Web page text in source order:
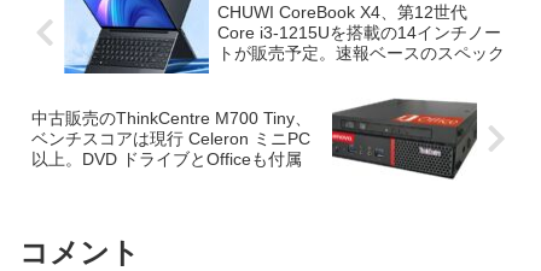
CHUWI CoreBook X4、第12世代
Core i3-1215Uを搭載の14インチノー
トが販売予定。速報ベースのスペック
中古販売のThinkCentre M700 Tiny、
ベンチスコアは現行 Celeron ミニPC
以上。DVD ドライブとOfficeも付属
コメント